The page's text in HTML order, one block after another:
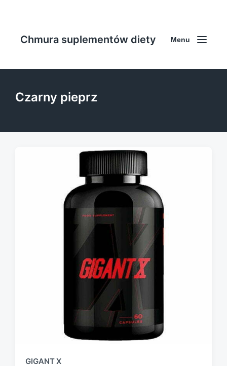
Chmura suplementów diety Menu
Czarny pieprz
GIGANT X